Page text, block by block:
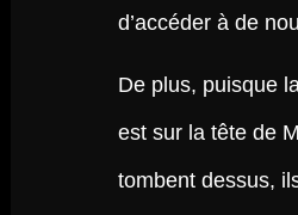
d’accéder à de
De plus, puisque
est sur la tête de
tombent dessus,